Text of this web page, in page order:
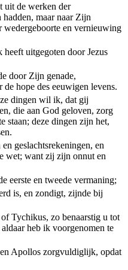
uit de werken der
maar naar Zijn
wedergeboorte en vernieuwing
uitgegoten door Jezus
door Zijn genade,
hope des eeuwigen levens.
dingen wil ik, dat gij
die aan God geloven, zorg
staan; deze dingen zijn het,
geslachtsrekeningen, en
wet; want zij zijn onnut en
eerste en tweede vermaning;
is, en zondigt, zijnde bij
Tychikus, zo benaarstig u tot
heb ik voorgenomen te
Apollos zorgvuldiglijk, opdat